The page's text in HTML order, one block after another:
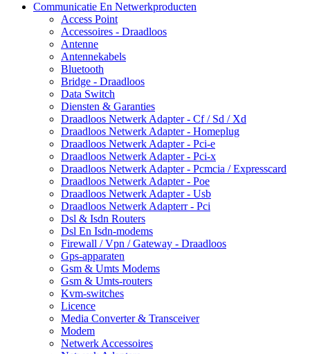
Communicatie En Netwerkproducten
Access Point
Accessoires - Draadloos
Antenne
Antennekabels
Bluetooth
Bridge - Draadloos
Data Switch
Diensten & Garanties
Draadloos Netwerk Adapter - Cf / Sd / Xd
Draadloos Netwerk Adapter - Homeplug
Draadloos Netwerk Adapter - Pci-e
Draadloos Netwerk Adapter - Pci-x
Draadloos Netwerk Adapter - Pcmcia / Expresscard
Draadloos Netwerk Adapter - Poe
Draadloos Netwerk Adapter - Usb
Draadloos Netwerk Adapterr - Pci
Dsl & Isdn Routers
Dsl En Isdn-modems
Firewall / Vpn / Gateway - Draadloos
Gps-apparaten
Gsm & Umts Modems
Gsm & Umts-routers
Kvm-switches
Licence
Media Converter & Transceiver
Modem
Netwerk Accessoires